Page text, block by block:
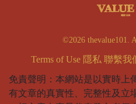
©2026 thevalue101.
Terms of Use 隱私 聯繫我
免責聲明：本網站是以實時上
有文章的真實性、完整性及立